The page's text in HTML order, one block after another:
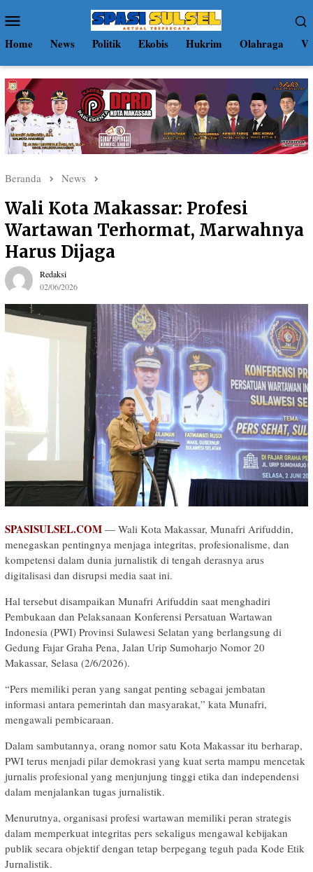
ke
kontenMobile
Home News Politik Ekobis Hukrim Olahraga
Beranda News
Wali Kota Makassar: Profesi
Wartawan Terhormat, Marwahnya
Harus Dijaga
Redaksi
02/06/2026
SPASISULSEL.COM — Wali Kota Makassar, Munafri Arifuddin,
menegaskan pentingnya menjaga integritas, profesionalisme, dan
kompetensi dalam dunia jurnalistik di tengah derasnya arus
digitalisasi dan disrupsi media saat ini.
Hal tersebut disampaikan Munafri Arifuddin saat menghadiri
Pembukaan dan Pelaksanaan Konferensi Persatuan Wartawan
Indonesia (PWI) Provinsi Sulawesi Selatan yang berlangsung di
Gedung Fajar Graha Pena, Jalan Urip Sumoharjo Nomor 20
Makassar, Selasa (2/6/2026).
“Pers memiliki peran yang sangat penting sebagai jembatan
informasi antara pemerintah dan masyarakat,” kata Munafri,
mengawali pembicaraan.
Dalam sambutannya, orang nomor satu Kota Makassar itu berharap,
PWI terus menjadi pilar demokrasi yang kuat serta mampu mencetak
jurnalis profesional yang menjunjung tinggi etika dan independensi
dalam menjalankan tugas jurnalistik.
Menurutnya, organisasi profesi wartawan memiliki peran strategis
dalam memperkuat integritas pers sekaligus mengawal kebijakan
publik secara objektif dengan tetap berpegang teguh pada Kode Etik
Jurnalistik.